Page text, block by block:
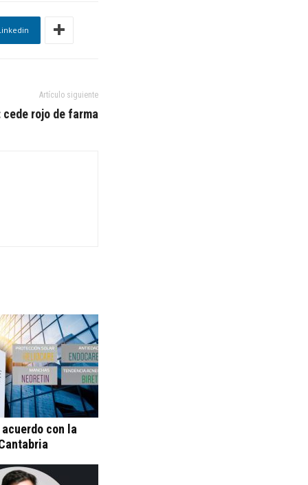
Artículo siguiente
rojo de farma
con la